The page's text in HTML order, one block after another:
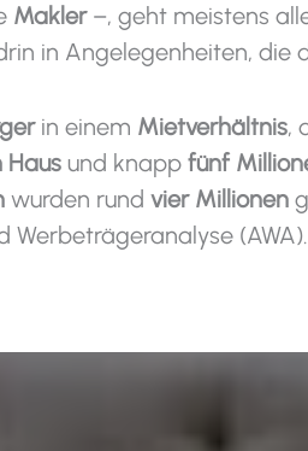
Makler–, geht meistens
in Angelegenheiten, die
in einem Mietverhältnis,
Haus und knapp fünf
wurden rund vier Millionen
(AWA).